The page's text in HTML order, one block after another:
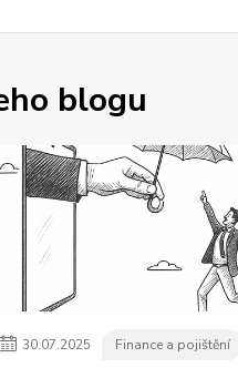
blogu
30.07.2025 Finance a pojištění